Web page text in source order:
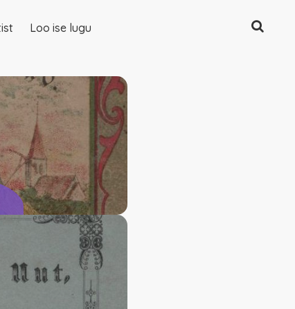
Loo ise lugu
Otsing